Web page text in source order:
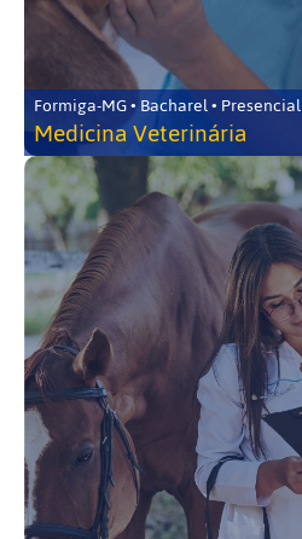
Formiga-MG • Bacharel • Presencial
Medicina Veterinária